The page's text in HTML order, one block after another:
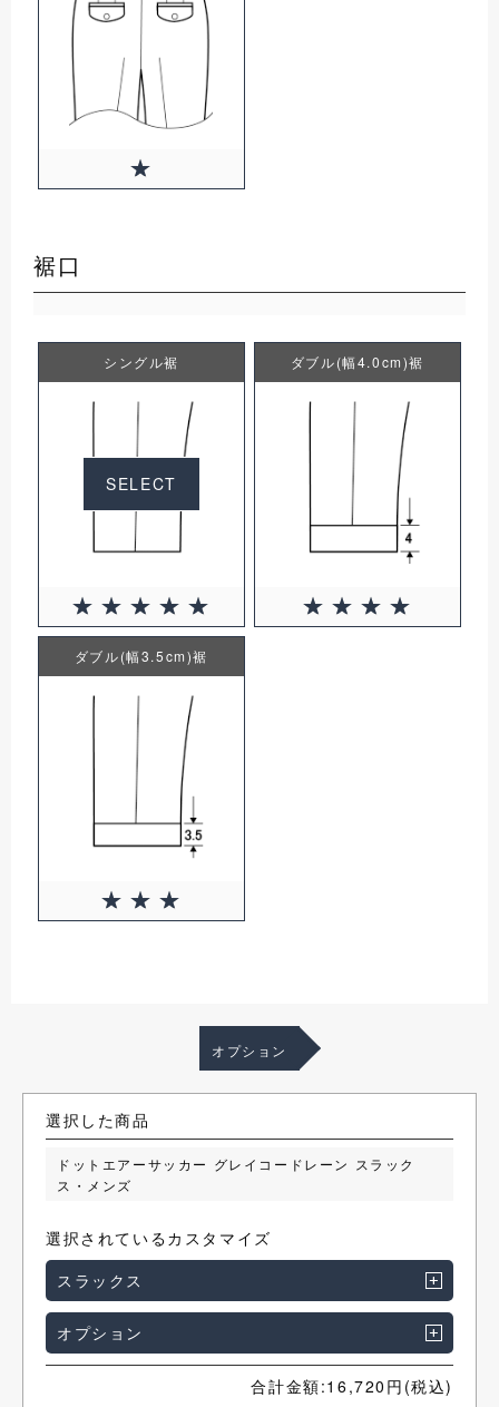
裾口
シングル裾
SELECT
ダブル(幅4.0cm)裾
ダブル(幅3.5cm)裾
選択した商品
ドットエアーサッカー グレイコードレーン スラック
ス・メンズ
選択されているカスタマイズ
スラックス
オプション
合計金額:16,720 円(税込)
オプション